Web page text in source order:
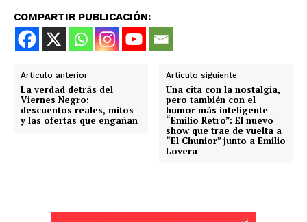
COMPARTIR PUBLICACIÓN:
Artículo anterior
La verdad detrás del
Viernes Negro:
descuentos reales, mitos
y las ofertas que engañan
Artículo siguiente
Una cita con la nostalgia,
pero también con el
humor más inteligente
“Emilio Retro”: El nuevo
show que trae de vuelta a
“El Chunior” junto a Emilio
Lovera